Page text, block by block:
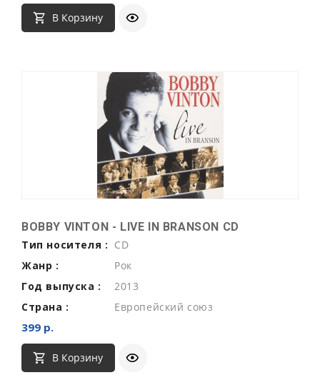
В Корзину
BOBBY VINTON - LIVE IN BRANSON CD
Тип носителя : CD
Жанр :
Рок
Год выпуска :
2013
Страна :
Европейский союз
399 р.
В Корзину